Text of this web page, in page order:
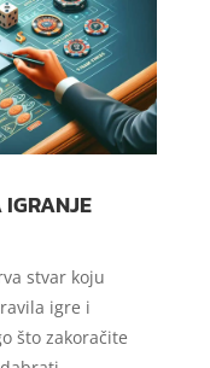
stvar koju
igre i
što zakoračite